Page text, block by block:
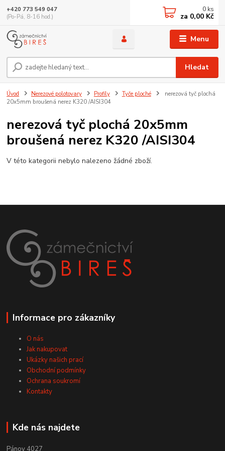
Menu
Hledat
+420 773 549 047
(Po-Pá, 8-16 hod.)
0 ks
za 0,00 Kč
Úvod Nerezové polotovary Profily Tyče ploché
nerezová tyč plochá
20x5mm broušená nerez K320 /AISI304
nerezová tyč plochá 20x5mm
broušená nerez K320 /AISI304
V této kategorii nebylo nalezeno žádné zboží.
Informace pro zákazníky
O nás
Jak nakupovat
Ukázky našich prací
Obchodní podmínky
Ochrana soukromí
Kontakty
Kde nás najdete
Pánov 4027